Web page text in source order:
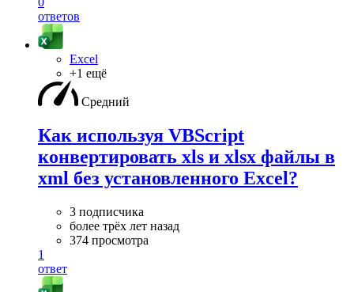
ответов
Excel
+1 ещё
Средний
Как используя VBScript
конвертировать xls и xlsx файлы в
xml без установленного Excel?
3 подписчика
более трёх лет назад
374 просмотра
1
ответ